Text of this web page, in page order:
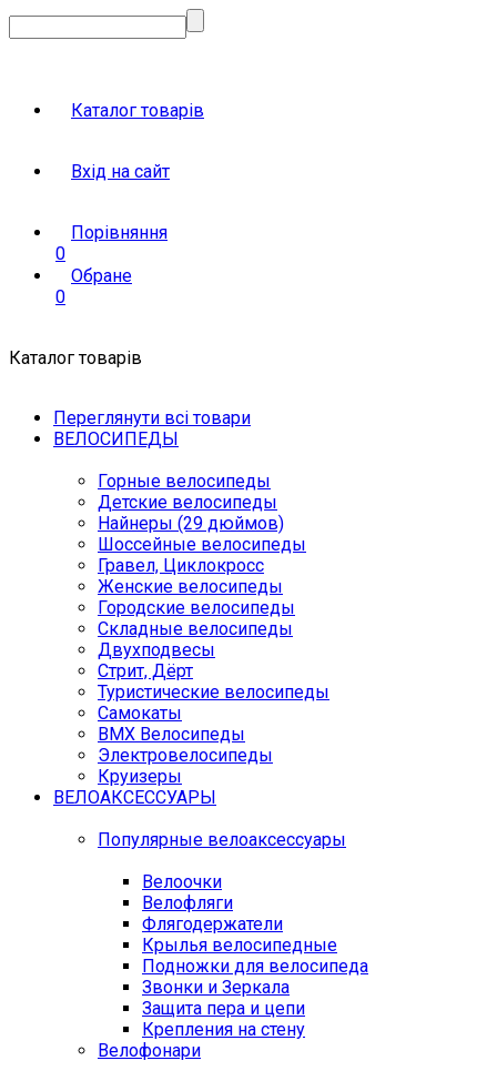
Каталог товарів
Вхід на сайт
Порівняння
0
Обране
0
Каталог товарів
Переглянути всі товари
ВЕЛОСИПЕДЫ
Горные велосипеды
Детские велосипеды
Найнеры (29 дюймов)
Шоссейные велосипеды
Гравел, Циклокросс
Женские велосипеды
Городcкие велосипеды
Складные велосипеды
Двухподвесы
Стрит, Дёрт
Туристические велосипеды
Самокаты
BMX Велосипеды
Электровелосипеды
Круизеры
ВЕЛОАКСЕССУАРЫ
Популярные велоаксессуары
Велоочки
Велофляги
Флягодержатели
Крылья велосипедные
Подножки для велосипеда
Звонки и Зеркала
Защита пера и цепи
Крепления на стену
Велофонари